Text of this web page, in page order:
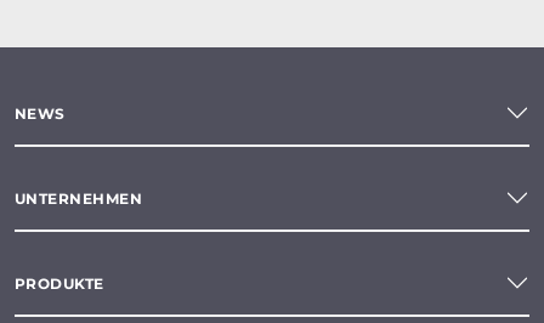
NEWS
UNTERNEHMEN
PRODUKTE